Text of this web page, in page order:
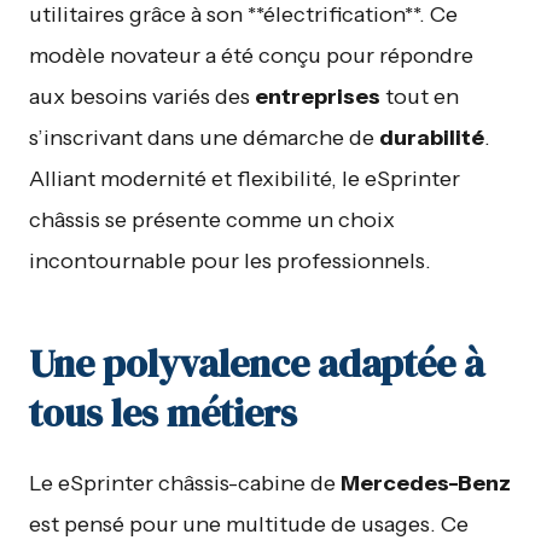
utilitaires grâce à son **électrification**. Ce
modèle novateur a été conçu pour répondre
aux besoins variés des entreprises tout en
s’inscrivant dans une démarche de durabilité.
Alliant modernité et flexibilité, le eSprinter
châssis se présente comme un choix
incontournable pour les professionnels.
Une polyvalence adaptée à
tous les métiers
Le eSprinter châssis-cabine de Mercedes-Benz
est pensé pour une multitude de usages. Ce